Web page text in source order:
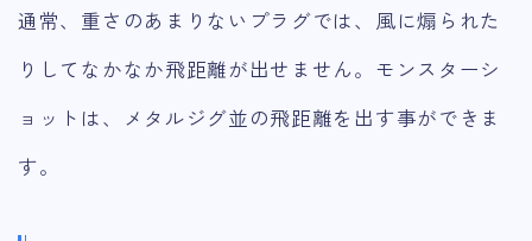
通常、重さのあまりないプラグでは、風に煽られた
りしてなかなか飛距離が出せません。モンスターシ
ョットは、メタルジグ並の飛距離を出す事ができま
す。